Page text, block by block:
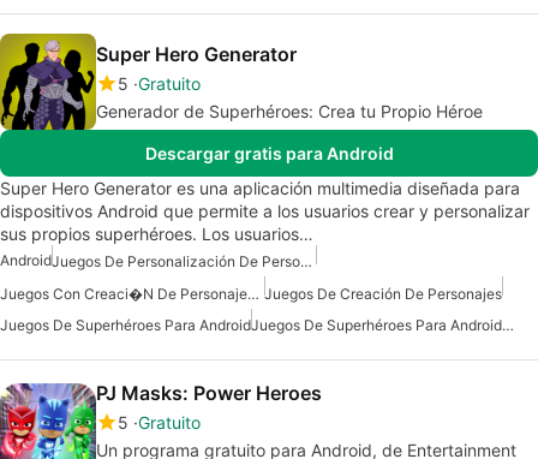
Super Hero Generator
5 Gratuito
Generador de Superhéroes: Crea tu Propio Héroe
Descargar gratis para Android
Super Hero Generator es una aplicación multimedia diseñada para
dispositivos Android que permite a los usuarios crear y personalizar
sus propios superhéroes. Los usuarios…
Android
Juegos De Personalización De Personajes Para Android
Juegos Con Creaci�n De Personajes En Android Juegos De Creación De Personajes
Juegos De Superhéroes Para Android
Juegos De Superhéroes Para Android Gratis
PJ Masks: Power Heroes
5 Gratuito
Un programa gratuito para Android, de Entertainment